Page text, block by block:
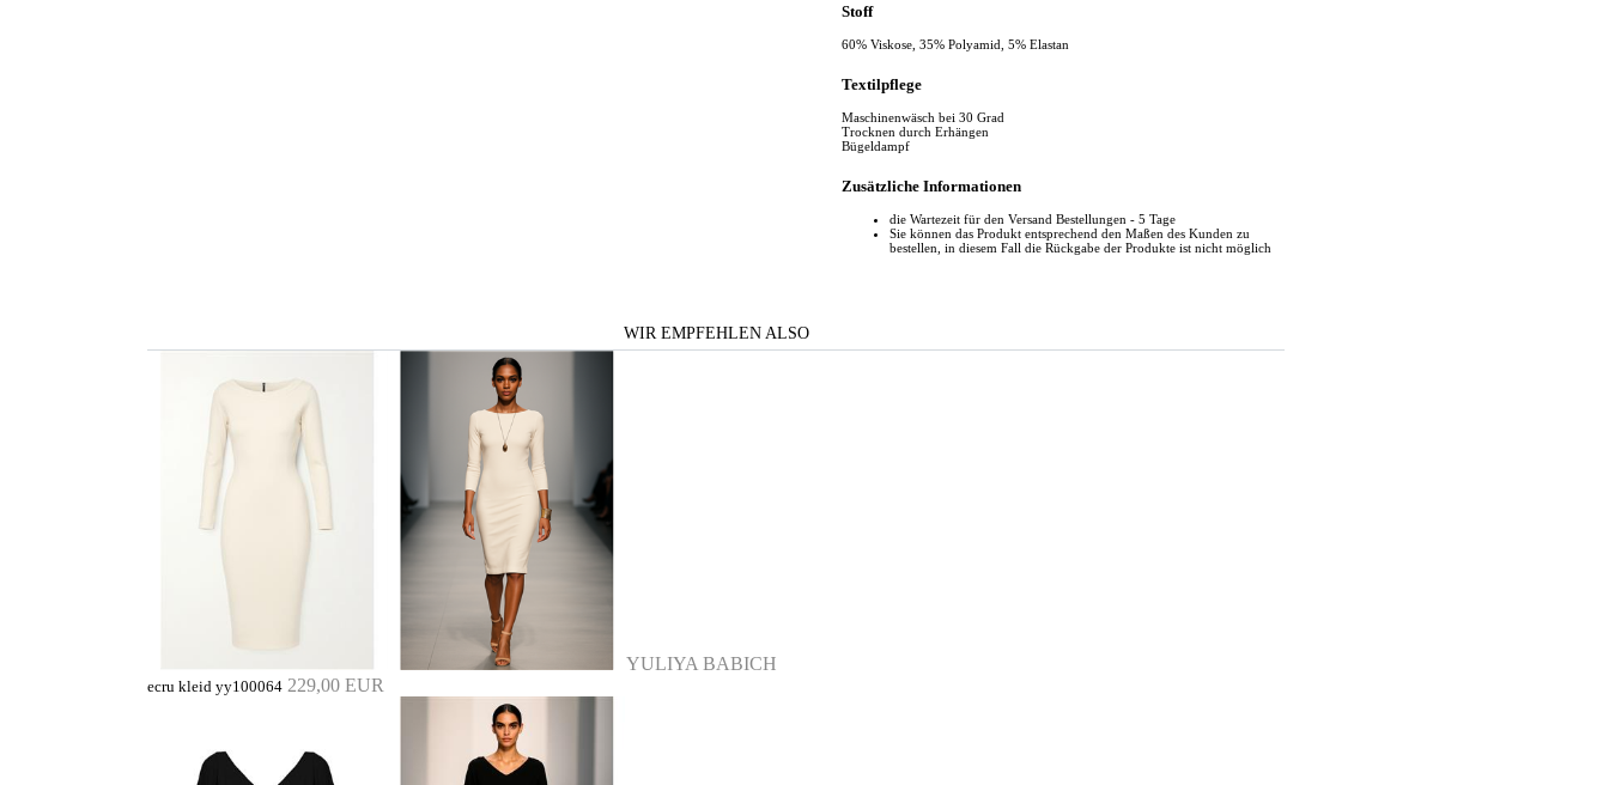
Stoff
60% Viskose, 35% Polyamid, 5% Elastan
Textilpflege
Maschinenwäsch bei 30 Grad
Trocknen durch Erhängen
Bügeldampf
Zusätzliche Informationen
die Wartezeit für den Versand Bestellungen - 5 Tage
Sie können das Produkt entsprechend den Maßen des Kunden zu
bestellen, in diesem Fall die Rückgabe der Produkte ist nicht möglich
WIR EMPFEHLEN ALSO
YULIYA BABICH
ecru kleid yy100064 229,00 EUR